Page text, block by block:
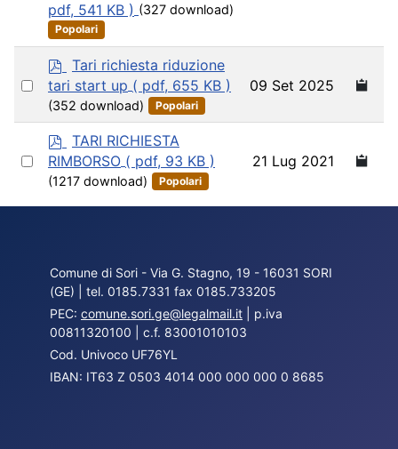
pdf, 541 KB ) (327 download)
Popolari
Select
item
p
d
f
Tari richiesta riduzione
tari start up ( pdf, 655 KB )
(352 download) Popolari
09 Set 2025
Select
item
p
d
f
TARI RICHIESTA
RIMBORSO ( pdf, 93 KB )
(1217 download) Popolari
21 Lug 2021
Comune di Sori - Via G. Stagno, 19 - 16031 SORI
(GE) | tel. 0185.7331 fax 0185.733205
PEC: comune.sori.ge@legalmail.it | p.iva
00811320100 | c.f. 83001010103
Cod. Univoco UF76YL
IBAN: IT63 Z 0503 4014 000 000 000 0 8685